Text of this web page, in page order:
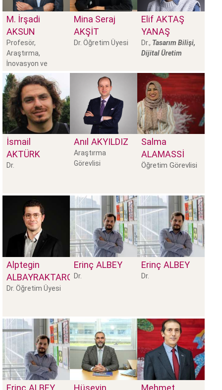
M. İrşadi
AKSUN
Profesör,
Araştırma,
İnovasyon ve
Etkiden Sorum
Mina Seraj
AKŞIT
Dr. Öğretim Üyesi
Elif AKTAŞ
YANAŞ
Dr., Tasarım Bilişi,
Dijital Üretim
İsmail
AKTÜRK
Dr.
Anıl AKYILDIZ
Araştırma
Görevlisi
Salma
ALAMASSI
Öğretim Görevlisi
Alptegin
ALBAYRAKTAROĞLU
Dr. Öğretim Üyesi
Erinç ALBEY
Dr.
Erinç ALBEY
Dr.
Erinç ALBEY
Hüseyin
Mehmet